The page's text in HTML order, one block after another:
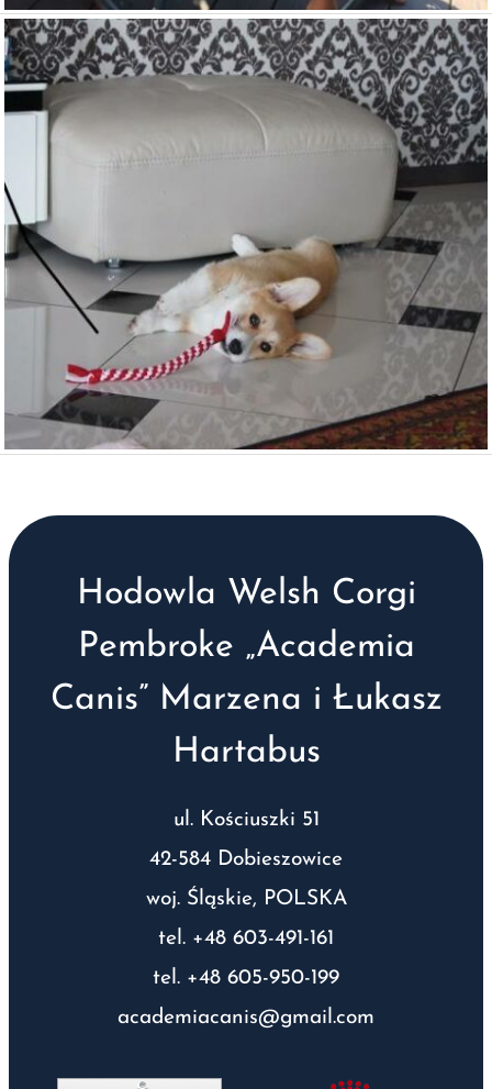
Hodowla Welsh Corgi
Pembroke „Academia
Canis” Marzena i Łukasz
Hartabus
ul. Kościuszki 51
42-584 Dobieszowice
woj. Śląskie, POLSKA
tel. +48 603-491-161
tel. +48 605-950-199
academiacanis@gmail.com